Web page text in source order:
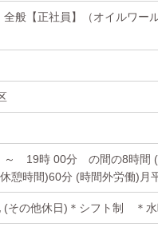
般【正社員】（オイルワー
19時 00分 の間の8時間 (
憩時間)60分 (時間外労働)月
(その他休日)＊シフト制 ＊